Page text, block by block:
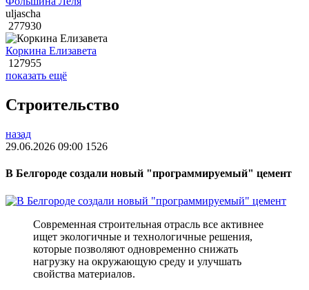
uljascha
277930
Коркина Елизавета
127955
показать ещё
Строительство
назад
29.06.2026 09:00 1526
В Белгороде создали новый "программируемый" цемент
Современная строительная отрасль все активнее
ищет экологичные и технологичные решения,
которые позволяют одновременно снижать
нагрузку на окружающую среду и улучшать
свойства материалов.